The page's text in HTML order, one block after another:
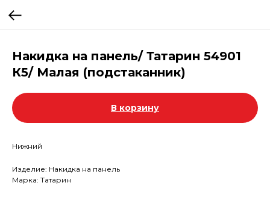
Накидка на панель/ Татарин 54901
К5/ Малая (подстаканник)
В корзину
Нижний
Изделие: Накидка на панель
Марка: Татарин